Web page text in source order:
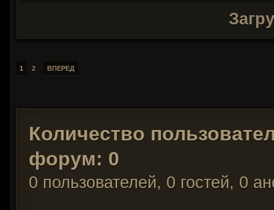
1 2 ВПЕРЕД
Количество
форум: 0
0 пользователей, 0 гостей, 0